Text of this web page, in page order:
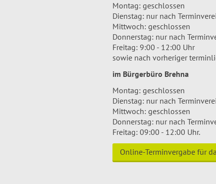
Montag: geschlossen
Dienstag: nur nach
Mittwoch: geschlossen
Donnerstag: nur nach
Freitag: 9:00 - 12:00 Uhr
sowie nach vorheriger
im Bürgerbüro Brehna
Montag: geschlossen
Dienstag: nur nach
Mittwoch: geschlossen
Donnerstag: nur nach
Freitag: 09:00 - 12:00 Uhr.
Online-Terminvergabe für